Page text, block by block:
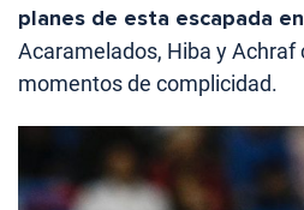
planes de esta escapada
Acaramelados, Hiba y Achraf
momentos de complicidad.